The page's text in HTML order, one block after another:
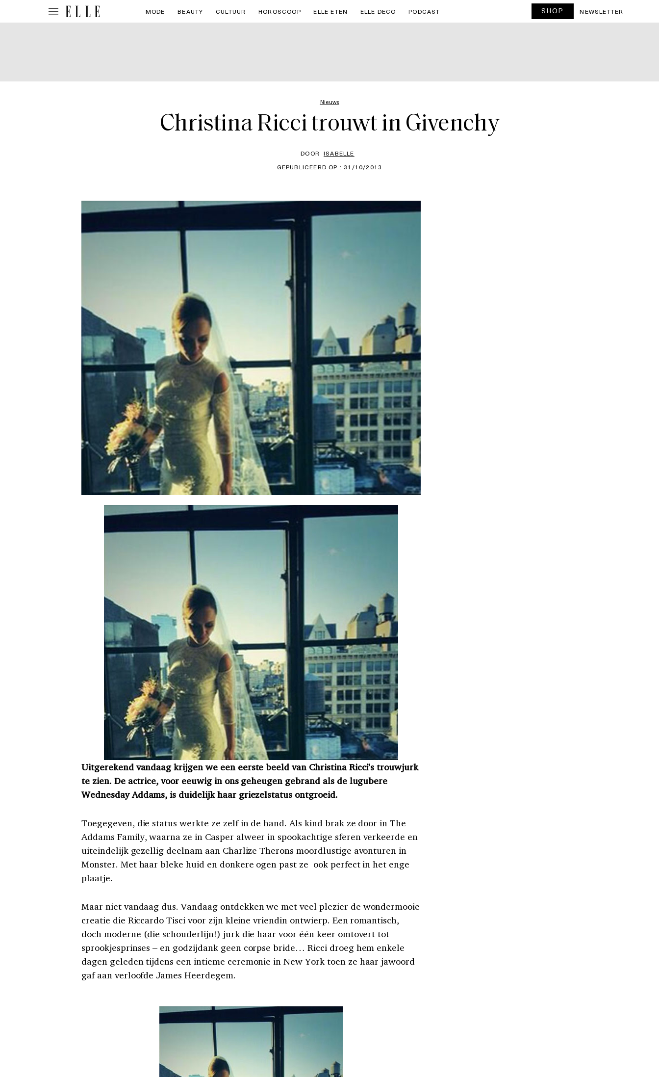
MODE BEAUTY CULTUUR HOROSCOOP ELLE ETEN ELLE DECO PODCAST SHOP NEWSLETTER
Nieuws
Christina Ricci trouwt in Givenchy
DOOR ISABELLE
GEPUBLICEERD OP : 31/10/2013
Uitgerekend vandaag krijgen we een eerste beeld van Christina Ricci’s trouwjurk
te zien. De actrice, voor eeuwig in ons geheugen gebrand als de lugubere
Wednesday Addams, is duidelijk haar griezelstatus ontgroeid.
Toegegeven, die status werkte ze zelf in de hand. Als kind brak ze door in The
Addams Family, waarna ze in Casper alweer in spookachtige sferen verkeerde en
uiteindelijk gezellig deelnam aan Charlize Therons moordlustige avonturen in
Monster. Met haar bleke huid en donkere ogen past ze ook perfect in het enge
plaatje.
Maar niet vandaag dus. Vandaag ontdekken we met veel plezier de wondermooie
creatie die Riccardo Tisci voor zijn kleine vriendin ontwierp. Een romantisch,
doch moderne (die schouderlijn!) jurk die haar voor één keer omtovert tot
sprookjesprinses – en godzijdank geen corpse bride… Ricci droeg hem enkele
dagen geleden tijdens een intieme ceremonie in New York toen ze haar jawoord
gaf aan verloofde James Heerdegem.